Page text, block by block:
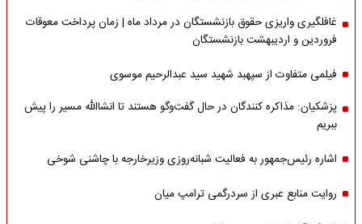
غافلگیری واریزی حقوق بازنشستگان در مرداد ماه | زمان پرداخت معوقات
فروردین و اردیبهشت بازنشستگان
فیلمی متفاوت از سپهبد شهید سید عبدالرحیم موسوی
پزشکیان: مذاکره کنندگان در حال گفت‌وگو هستند تا انشاالله مسیر را پیش
ببریم
اشاره‌ رئیس‌جمهور به فعالیت شبانه‌روزی وزیر‌خارجه با چاشنی شوخی
روایت منابع عبری از سردرگمی ترامپ میان